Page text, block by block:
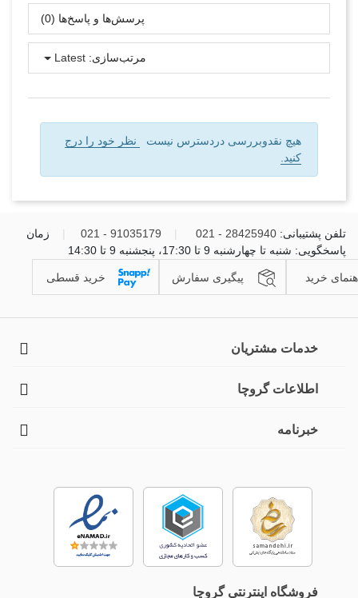
پرسش‌ها و پاسخ‌ها (0)
مرتب‌سازی: Latest
هیچ نقدوبررسی دردسترس نیست
نظر خود را درج
کنید.
تلفن پشتیبانی: 28425940 - 021
91035179 - 021
زمان
پاسخگویی: شنبه تا چهارشنبه 9 تا 17:30، پنجشنبه 9 تا 14:30
خرید پیگیری سفارش خرید قسطی
خدمات مشتریان
اطلاعات گروچا
خبرنامه
فروشگاه اینترنتی گروچا